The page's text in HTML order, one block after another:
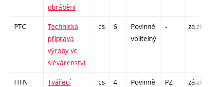
obrábění
PTC
Technická
příprava
výroby ve
slévárenství
cs 6
Povinně
volitelný
- zá,zk
HTN
Tvářecí
cs 4
Povinně
PZ zá,zk